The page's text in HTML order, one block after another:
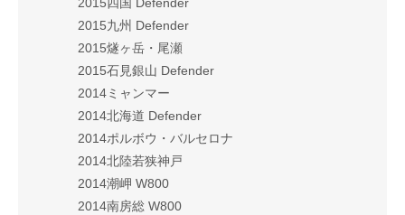
2015四国 Defender
2015九州 Defender
2015燧ヶ岳・尾瀬
2015石見銀山 Defender
2014ミャンマー
2014北海道 Defender
2014ポルボウ・バルセロナ
2014北陸若狭神戸
2014潮岬 W800
2014南房総 W800